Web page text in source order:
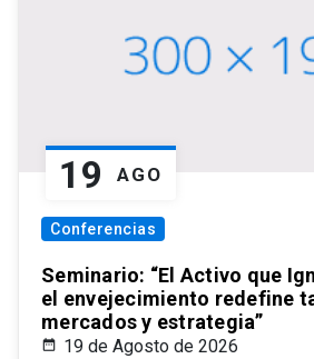
19 AGO
Conferencias
Seminario: “El Activo que
el envejecimiento redefine
mercados y estrategia”
19 de Agosto de 2026